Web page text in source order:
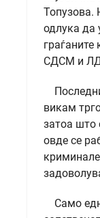
Топузова.
одлука да
СДСМ и
викам
затоа што
овде се
Само